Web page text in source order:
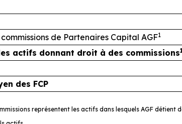
de Partenaires Capital AGF1
actifs donnant droit à des commissions
des FCP
représentent les actifs dans lesquels AGF